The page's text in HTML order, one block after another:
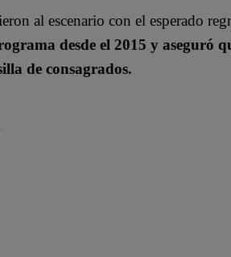
al escenario con el esperado
desde el 2015 y aseguró
de consagrados.